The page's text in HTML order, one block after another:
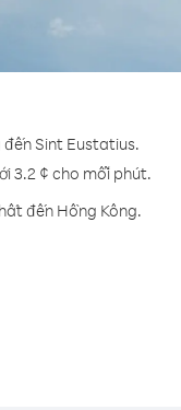
Sint Eustatius.
3.2 ¢ cho mỗi phút.
đến Hồng Kông.